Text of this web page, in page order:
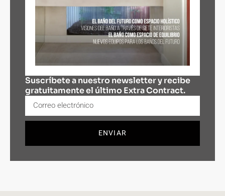
Suscríbete a nuestro newsletter y recibe
gratuitamente el último Extra Contract.
ENVIAR